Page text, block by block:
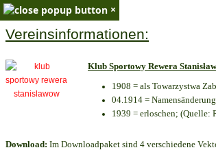
×
Vereinsinformationen:
Klub Sportowy Rewera
1908 = als Towarzystwa
04.1914 =
1939 = erloschen; (Quelle:
Download: Im Downloadpaket sind 4 verschiedene